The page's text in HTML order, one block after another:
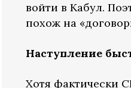
войти в Кабул.
похож на
Наступление
Хотя фактически